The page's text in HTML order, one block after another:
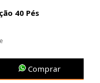
40 Pés
Comprar